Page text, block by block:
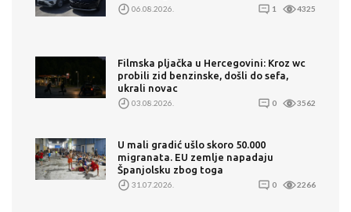
06.08.2026. 1 4325
Filmska pljačka u Hercegovini: Kroz wc
probili zid benzinske, došli do sefa,
ukrali novac
03.08.2026. 0 3562
U mali gradić ušlo skoro 50.000
migranata. EU zemlje napadaju
Španjolsku zbog toga
31.07.2026. 0 2266